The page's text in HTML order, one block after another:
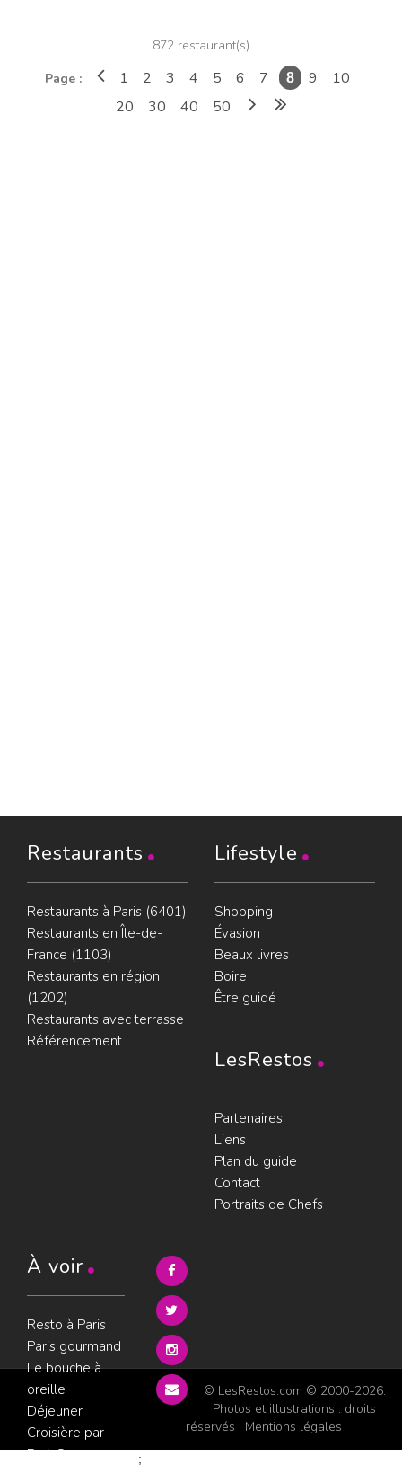
872 restaurant(s)
Page :
1 2 3 4 5 6 7 8 9
10
20
30 40 50
Restaurants
Restaurants à Paris (6401)
Restaurants en Île-de-
France (1103)
Restaurants en région
(1202)
Restaurants avec terrasse
Référencement
Lifestyle
Shopping
Évasion
Beaux livres
Boire
Être guidé
LesRestos
Partenaires
Liens
Plan du guide
Contact
Portraits de Chefs
À voir
Resto à Paris
Paris gourmand
Le bouche à
oreille
Déjeuner
Croisière par
ParisGourmand
© LesRestos.com © 2000-2026.
Photos et illustrations : droits
réservés | Mentions légales
;